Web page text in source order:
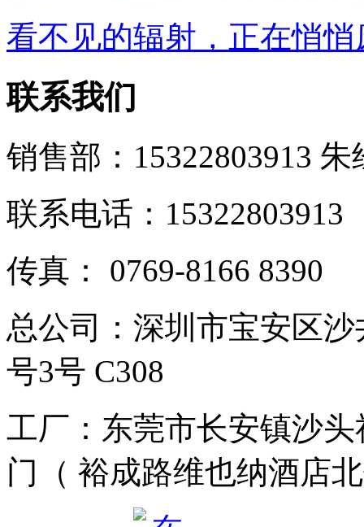
看不见的辐射，正在悄
联系我们
销售部：15322803913 朱
联系电话：15322803913
传真： 0769-8166 8390
总公司：深圳市宝安区
号3号 C308
工厂：东莞市长安镇沙
门（ 裕成路维也纳酒店